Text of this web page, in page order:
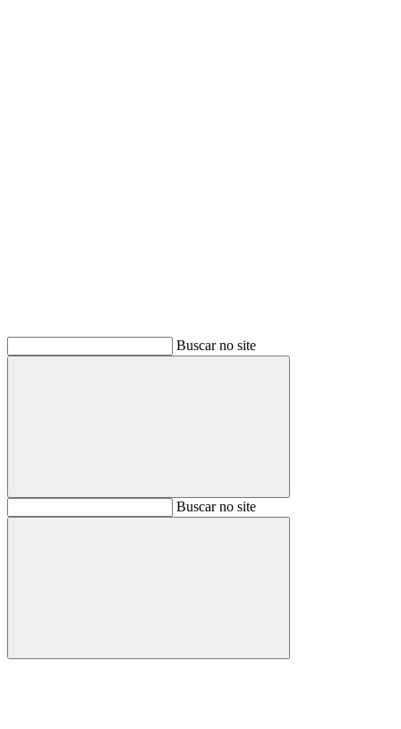
Buscar no site
BuscarBuscar no site
Buscar